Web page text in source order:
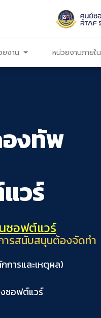
ยงาน หน่วยงานภายใน
งทัพ
วร์
ซอฟต์แวร์
ารสนับสนุนต้องจัดทำ
การและเหตุผล)
ซอฟต์แวร์